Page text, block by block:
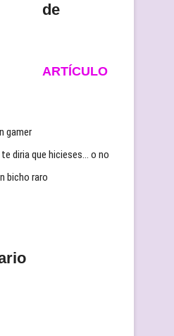
de
ARTÍCULO
gamer
diria que hicieses… o no
bicho raro